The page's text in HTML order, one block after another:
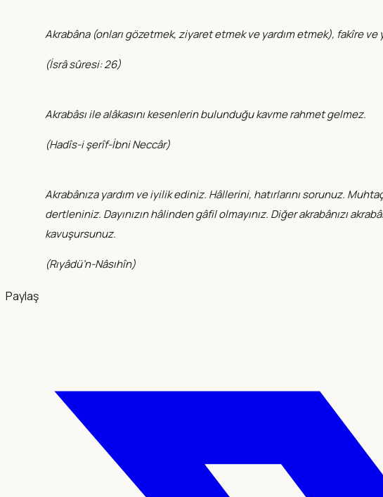
Akrabâna (onları gözetmek, ziyaret etmek ve yardım etmek), fakîre
(İsrâ sûresi: 26)
Akrabâsı ile alâkasını kesenlerin bulunduğu kavme rahmet gelmez.
(Hadîs-i şerîf-İbni Neccâr)
Akrabânıza yardım ve iyilik ediniz. Hâllerini, hatırlarını sorunuz.
dertleniniz. Dayınızın hâlinden gâfil olmayınız. Diğer akrabânızı
kavuşursunuz.
(Rıyâdü’n-Nâsıhîn)
Paylaş